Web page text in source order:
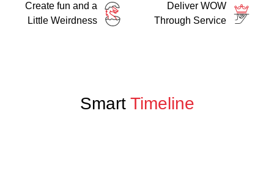
Deliver WOW
Through Service
Create fun and a
Little Weirdness
Smart Timeline